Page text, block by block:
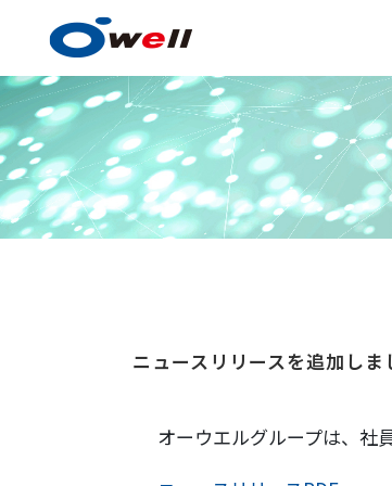
塗料・塗膜
事例紹介
ニュースリリースを追加しま
オーウエルグループは、社